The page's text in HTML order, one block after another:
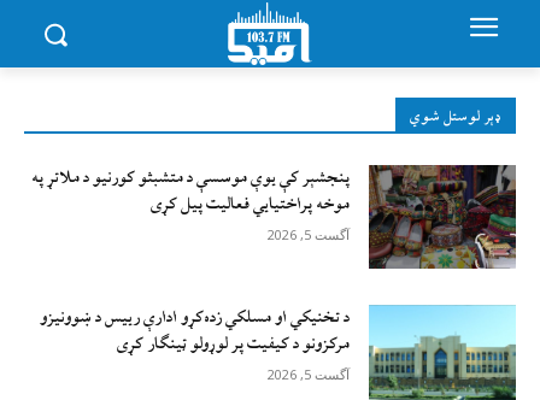
ډېر لوستل شوي
پنجشېر کې یوې موسسې د متشبثو کورنیو د ملاتړ په
موخه پراختیايي فعالیت پیل کړی
آگست 5, 2026
د تخنیکي او مسلکي زده‌کړو ادارې رییس د ښوونیزو
مرکزونو د کیفیت پر لوړولو ټینګار کړی
آگست 5, 2026